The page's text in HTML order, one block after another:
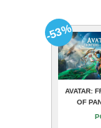
AVATAR:
OF
-53%